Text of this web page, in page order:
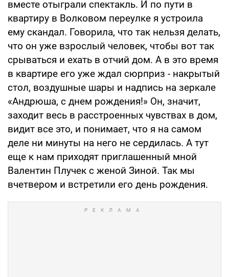
вместе отыграли спектакль. И по пути в
квартиру в Волковом переулке я устроила
ему скандал. Говорила, что так нельзя делать,
что он уже взрослый человек, чтобы вот так
срываться и ехать в отчий дом. А в это время
в квартире его уже ждал сюрприз - накрытый
стол, воздушные шары и надпись на зеркале
«Андрюша, с днем рождения!» Он, значит,
заходит весь в расстроенных чувствах в дом,
видит все это, и понимает, что я на самом
деле ни минуты на него не сердилась. А тут
еще к нам приходят приглашенный мной
Валентин Плучек с женой Зиной. Так мы
вчетвером и встретили его день рождения.